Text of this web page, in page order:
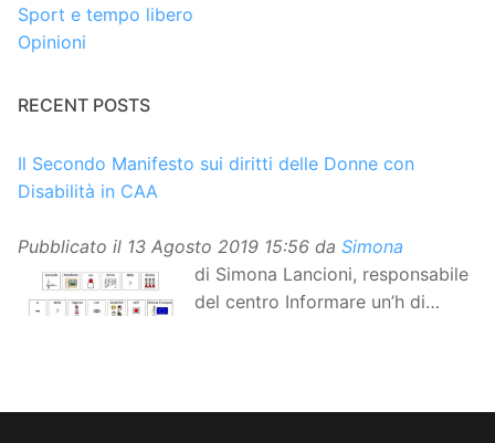
Sport e tempo libero
Opinioni
RECENT POSTS
Il Secondo Manifesto sui diritti delle Donne con
Disabilità in CAA
Pubblicato il 13 Agosto 2019 15:56 da Simona
di Simona Lancioni, responsabile
del centro Informare un’h di
aumentativa alternativa (CAA) del “Secondo Manifesto